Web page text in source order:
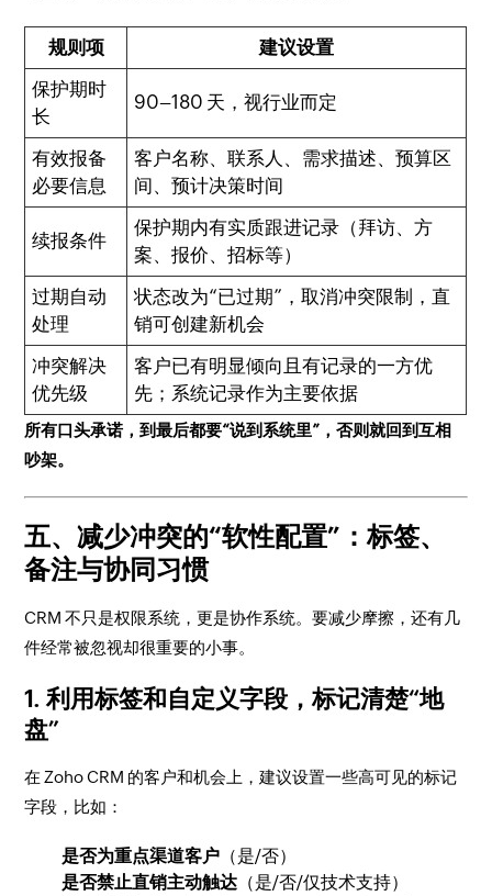
规则项
建议设置
保护期时
长
90–180 天，视行业而定
有效报备
必要信息
客户名称、联系人、需求描述、预算区
间、预计决策时间
续报条件
保护期内有实质跟进记录（拜访、方
案、报价、招标等）
过期自动
处理
状态改为“已过期”，取消冲突限制，直
销可创建新机会
冲突解决
优先级
客户已有明显倾向且有记录的一方优
先；系统记录作为主要依据
所有口头承诺，到最后都要“说到系统里”，否则就回到互相
吵架。
五、减少冲突的“软性配置”：标签、
备注与协同习惯
CRM 不只是权限系统，更是协作系统。要减少摩擦，还有几
件经常被忽视却很重要的小事。
1. 利用标签和自定义字段，标记清楚“地
盘”
在 Zoho CRM 的客户和机会上，建议设置一些高可见的标记
字段，比如：
是否为重点渠道客户 （是/否）
是否禁止直销主动触达 （是/否/仅技术支持）